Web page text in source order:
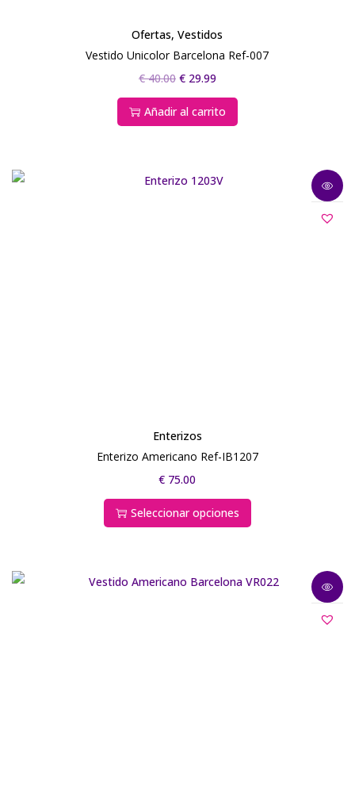
Ofertas,Vestidos
Vestido Unicolor Barcelona Ref-007
€40.00 €29.99
Añadir al carrito
Enterizos
Enterizo Americano Ref-IB1207
€ 75.00
Seleccionar opciones